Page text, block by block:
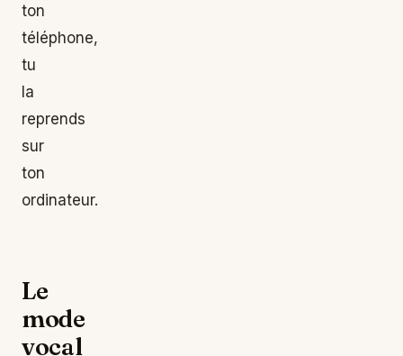
ton
téléphone,
tu
la
reprends
sur
ton
ordinateur.
Le
mode
vocal